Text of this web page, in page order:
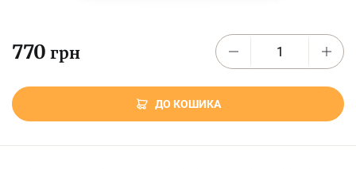
770 грн
ДО КОШИКА